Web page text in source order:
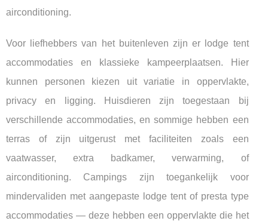
airconditioning.
Voor liefhebbers van het buitenleven zijn er lodge tent
accommodaties en klassieke kampeerplaatsen. Hier
kunnen personen kiezen uit variatie in oppervlakte,
privacy en ligging. Huisdieren zijn toegestaan bij
verschillende accommodaties, en sommige hebben een
terras of zijn uitgerust met faciliteiten zoals een
vaatwasser, extra badkamer, verwarming, of
airconditioning. Campings zijn toegankelijk voor
mindervaliden met aangepaste lodge tent of presta type
accommodaties — deze hebben een oppervlakte die het